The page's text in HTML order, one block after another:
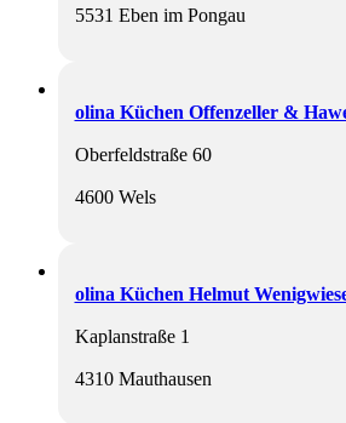
5531 Eben im Pongau
olina Küchen Offenzeller &
Oberfeldstraße 60
4600 Wels
olina Küchen Helmut
Kaplanstraße 1
4310 Mauthausen